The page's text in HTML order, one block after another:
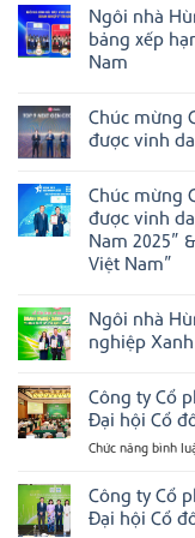
nghiệp
đạt
chuẩn
Văn
hóa
Việt
Nam”
năm
mạnh
xúc
tiến
thương
mại,
ấn
tại
Boston,
bình
luận
ở
Chúc
FMCG
Group
chiến
hạng
mục
tại
Asian
Management
Excellence
Ngôi nhà
bảng xếp
Nam
bình
luận
ở
Hùng
Hậu
tiếp
tục
được
vinh
các
bảng
xếp
nghiệp
uy
tín
hàng
Nam
Chúc mừng
được vinh
bình
luận
ở
Chúc
mừng
Cán
hành
Ngôi
nhà
được
vinh
danh
tại
Ceo
2025
Chúc mừng
được vinh
Nam 2025”
Việt Nam”
bình
luận
ở
Công
ty
CP
Nông
Hậu
được
vinh
Ngôi nhà
nghiệp
bình
luận
ở
Ngôi
Hậu
được
trao
Công ty Cổ
Đại hội Cổ
Chức năng bình
Công ty Cổ
Đại hội Cổ